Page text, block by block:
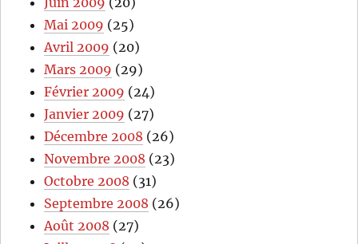
Mai 2009 (25)
Avril 2009 (20)
Mars 2009 (29)
Février 2009 (24)
Janvier 2009 (27)
Décembre 2008 (26)
Novembre 2008 (23)
Octobre 2008 (31)
Septembre 2008 (26)
Août 2008 (27)